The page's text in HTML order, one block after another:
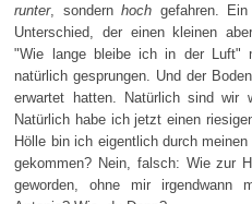
runter, sondernhoch gefahren.
Unterschied, der einen kleinen
"Wie lange bleibe ich in der Luft"
natürlich gesprungen. Und der
erwartet hatten. Natürlich sind wir
Natürlich habe ich jetzt einen
Hölle bin ich eigentlich durch
gekommen? Nein, falsch: Wie zur
geworden, ohne mir irgendwann